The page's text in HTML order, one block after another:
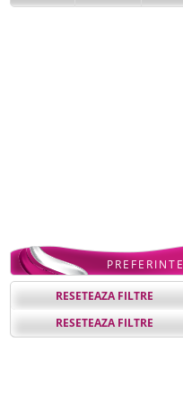
PREFERINTE
RESETEAZA FILTRE
RESETEAZA FILTRE